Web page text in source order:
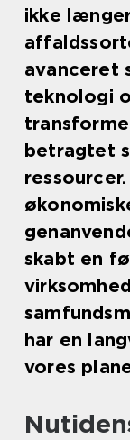
ikke
avanceret
teknologi
betragtet
skabt en
har en
vores